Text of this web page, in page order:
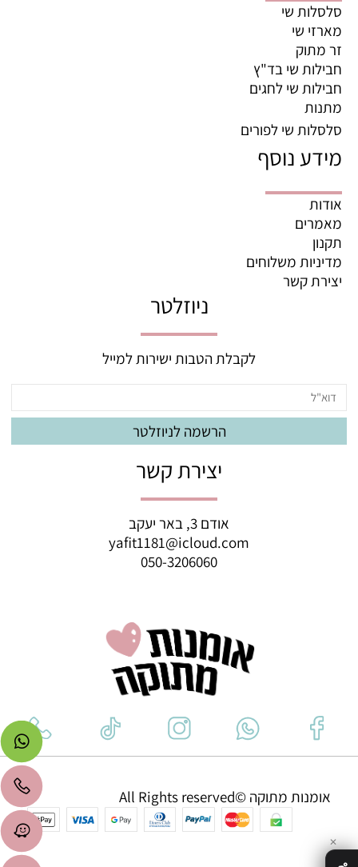
סלסלות שי
מארזי שי
זר מתוק
חבילות שי בד"ץ
חבילות שי לחגים
מתנות
סלסלות שי לפורים
מידע נוסף
אודות
מאמרים
תקנון
מדיניות משלוחים
יצירת קשר
ניוזלטר
לקבלת הטבות ישירות למייל
יצירת קשר
אודם 3, באר יעקב
yafit1181@icloud.com
050-3206060
אומנות מתוקה ©All Rights reserved
✕